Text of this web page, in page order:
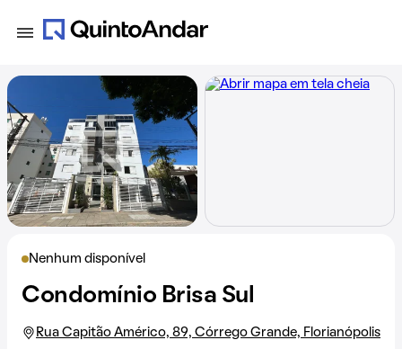
Nenhum disponível
Condomínio Brisa Sul
Rua Capitão Américo, 89, Córrego Grande, Florianópolis